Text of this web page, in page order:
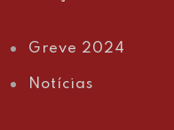
Greve 2024
Notícias